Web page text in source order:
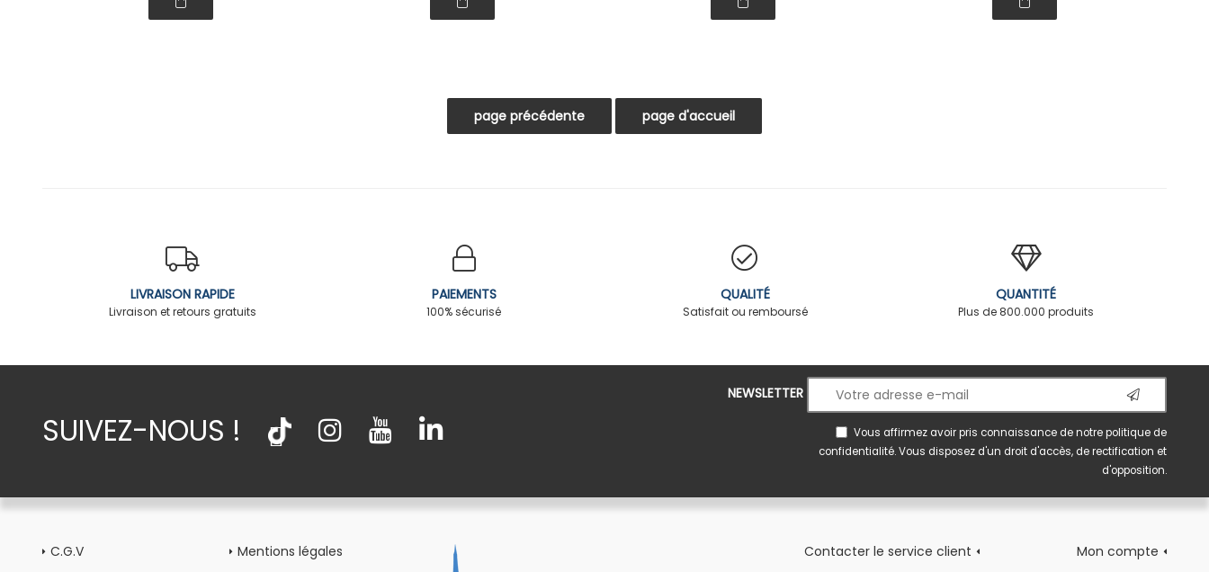
LIVRAISON RAPIDE
Livraison et retours gratuits
PAIEMENTS
100% sécurisé
QUALITÉ
Satisfait ou remboursé
QUANTITÉ
Plus de 800.000 produits
SUIVEZ-NOUS !
NEWSLETTER
Vous affirmez avoir pris connaissance de notrepolitique de
confidentialité. Vous disposez d'un droit d'accès, de rectification et
d'opposition.
C.G.V Mentions légales Contacter le service client Mon compte